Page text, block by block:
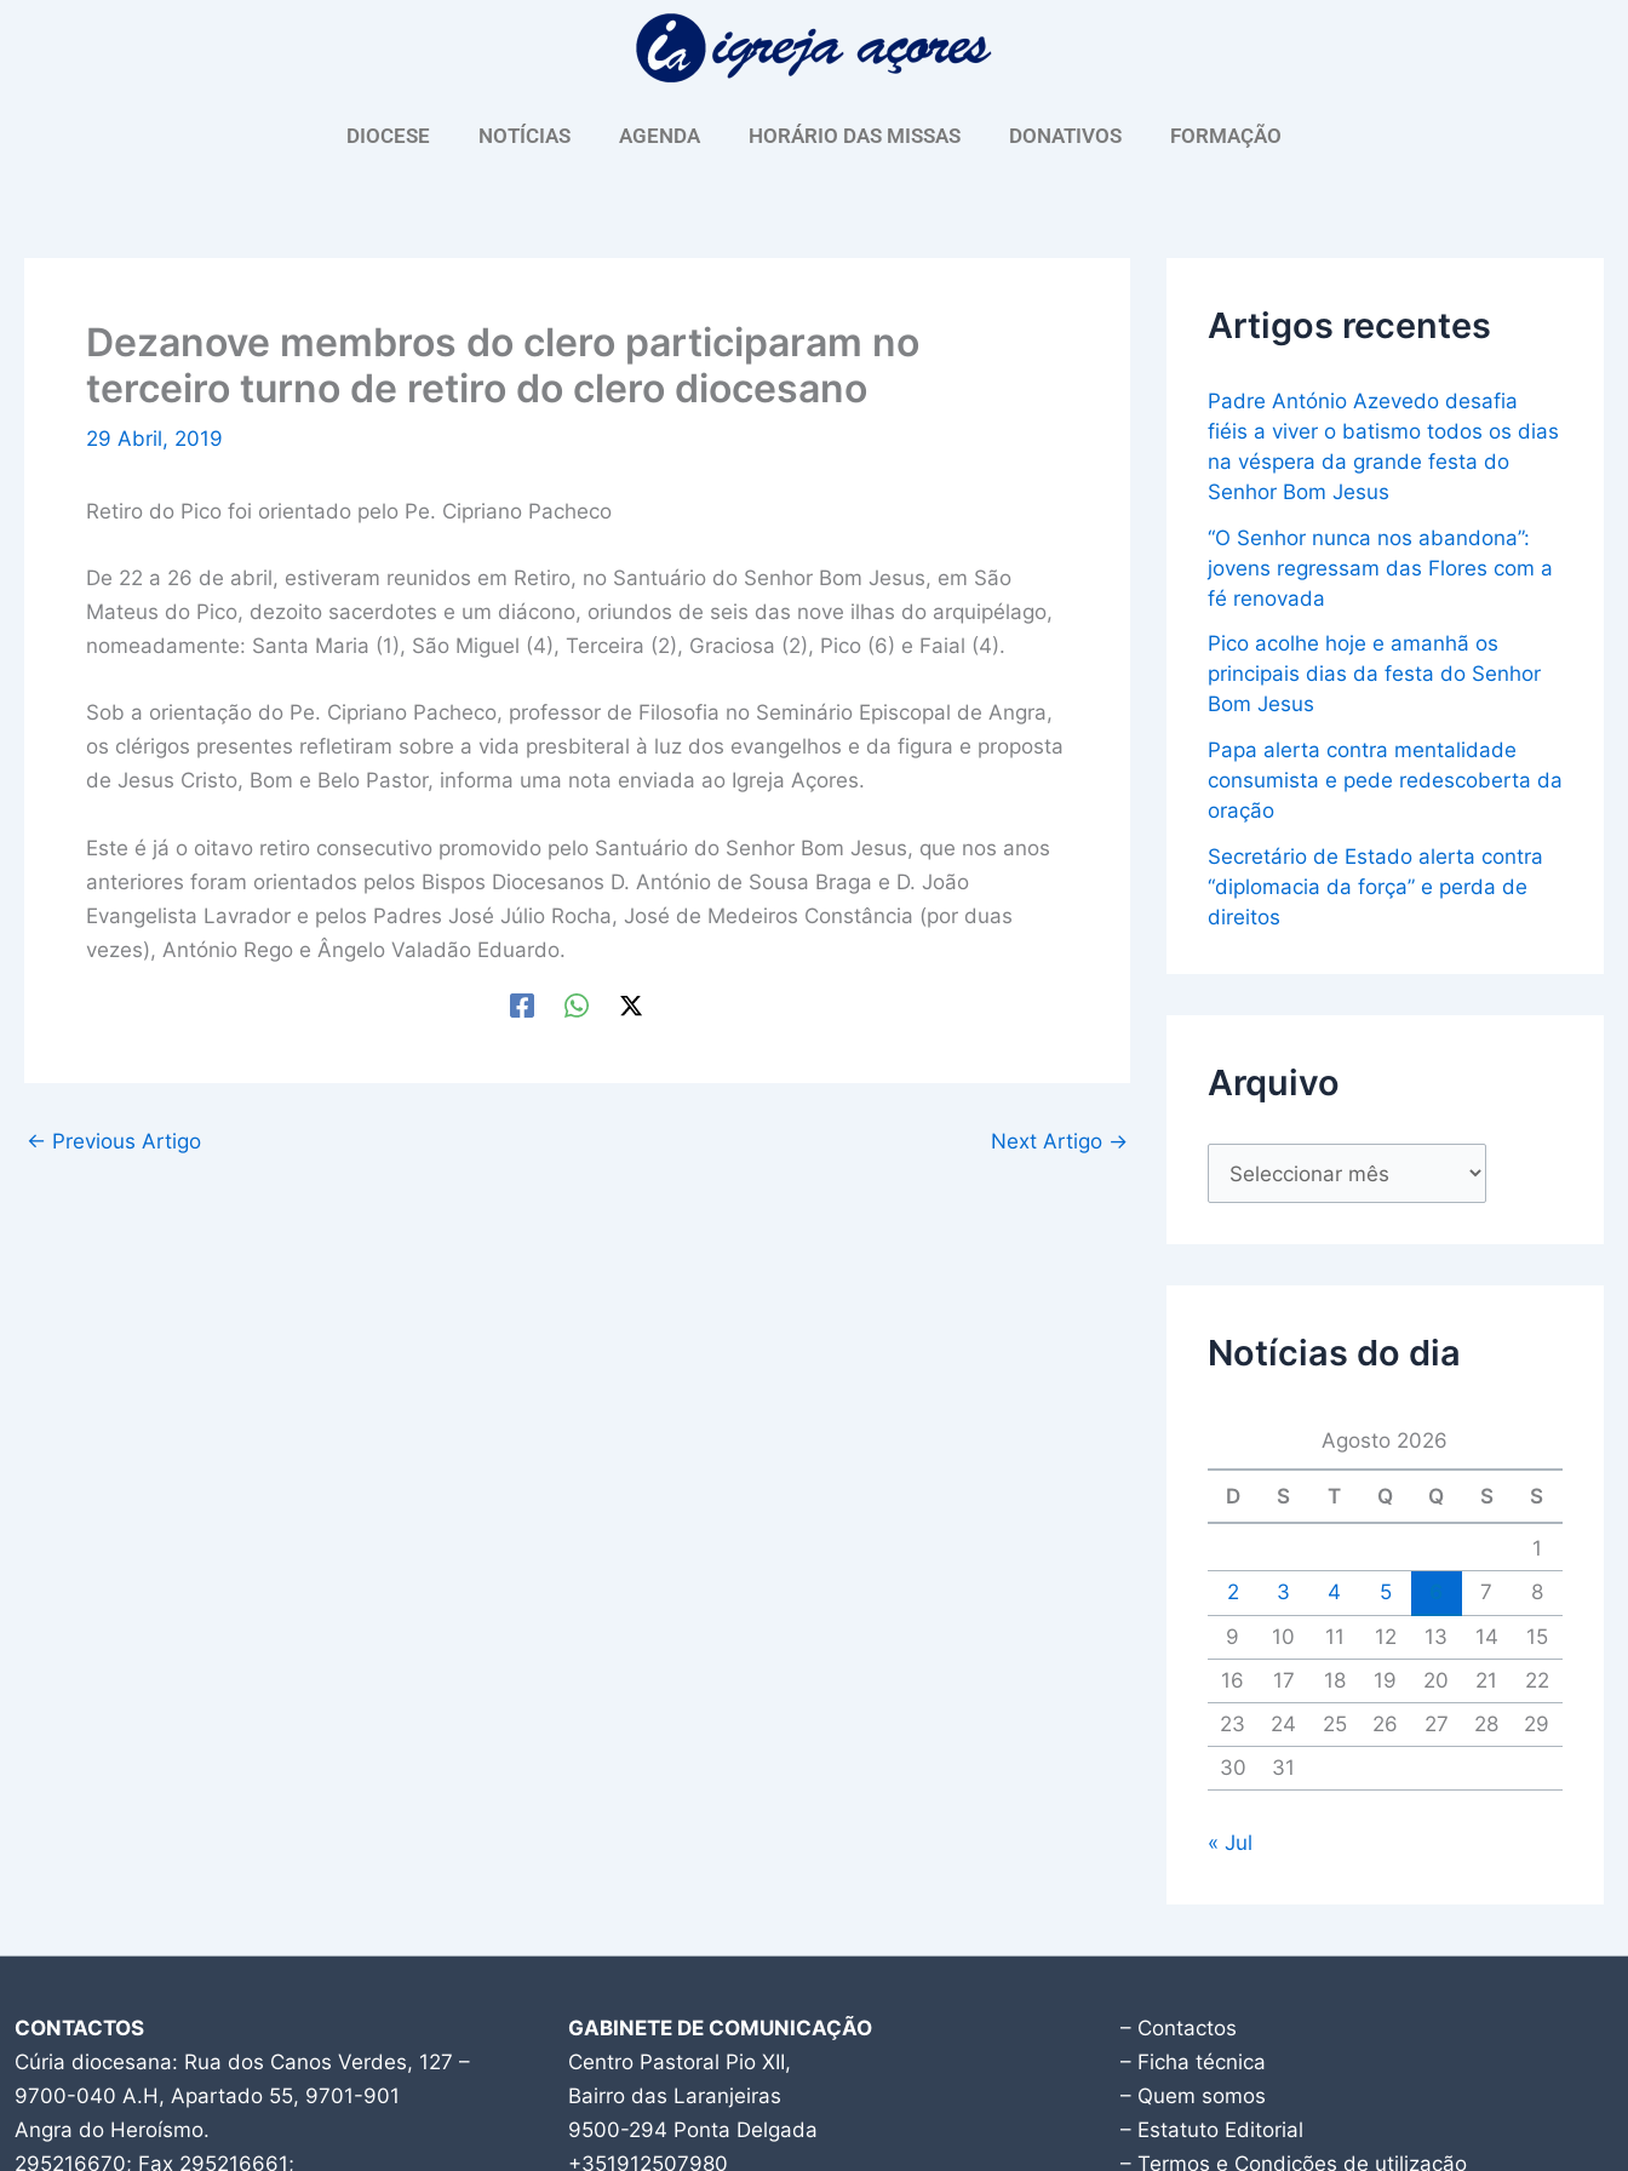
DIOCESE NOTÍCIAS AGENDA HORÁRIO DAS MISSAS DONATIVOS FORMAÇÃO
Dezanove membros do clero participaram no
terceiro turno de retiro do clero diocesano
29 Abril, 2019
Retiro do Pico foi orientado pelo Pe. Cipriano Pacheco
De 22 a 26 de abril, estiveram reunidos em Retiro, no Santuário do Senhor Bom Jesus, em São
Mateus do Pico, dezoito sacerdotes e um diácono, oriundos de seis das nove ilhas do arquipélago,
nomeadamente: Santa Maria (1), São Miguel (4), Terceira (2), Graciosa (2), Pico (6) e Faial (4).
Sob a orientação do Pe. Cipriano Pacheco, professor de Filosofia no Seminário Episcopal de Angra,
os clérigos presentes refletiram sobre a vida presbiteral à luz dos evangelhos e da figura e proposta
de Jesus Cristo, Bom e Belo Pastor, informa uma nota enviada ao Igreja Açores.
Este é já o oitavo retiro consecutivo promovido pelo Santuário do Senhor Bom Jesus, que nos anos
anteriores foram orientados pelos Bispos Diocesanos D. António de Sousa Braga e D. João
Evangelista Lavrador e pelos Padres José Júlio Rocha, José de Medeiros Constância (por duas
vezes), António Rego e Ângelo Valadão Eduardo.
← Previous Artigo Next Artigo →
Artigos recentes
Padre António Azevedo desafia
fiéis a viver o batismo todos os dias
na véspera da grande festa do
Senhor Bom Jesus
“O Senhor nunca nos abandona”:
jovens regressam das Flores com a
fé renovada
Pico acolhe hoje e amanhã os
principais dias da festa do Senhor
Bom Jesus
Papa alerta contra mentalidade
consumista e pede redescoberta da
oração
Secretário de Estado alerta contra
“diplomacia da força” e perda de
direitos
Arquivo
u
Notícias do dia
Agosto 2026
D S T Q Q S S
1
2
3 4 5 7
8
9
10 11 12 13 14
15
16
17 18 19 20 21
22
23
24 25 26 27 28
29
30
31
« Jul
CONTACTOS
Cúria diocesana: Rua dos Canos Verdes, 127 –
9700-040 A.H, Apartado 55, 9701-901
Angra do Heroísmo.
295216670; Fax 295216661;
GABINETE DE COMUNICAÇÃO
Centro Pastoral Pio XII,
Bairro das Laranjeiras
9500-294 Ponta Delgada
+351912507980
– Contactos
– Ficha técnica
– Quem somos
– Estatuto Editorial
– Termos e Condições de utilização